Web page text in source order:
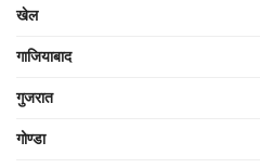
खेल
गाजियाबाद
गुजरात
गोण्डा